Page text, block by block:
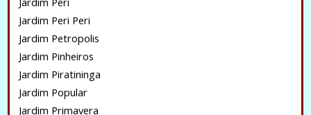
Jardim Peri Peri
Jardim Petropolis
Jardim Pinheiros
Jardim Piratininga
Jardim Popular
Jardim Primavera